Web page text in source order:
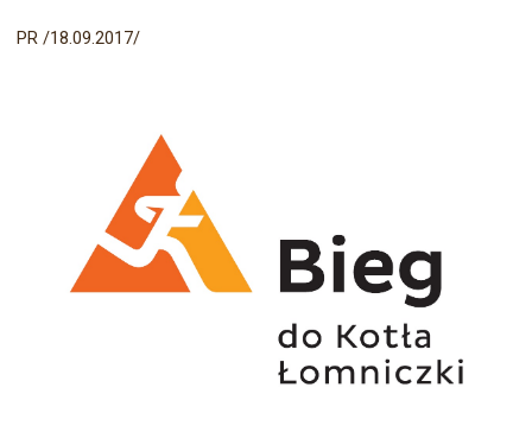
PR /18.09.2017/